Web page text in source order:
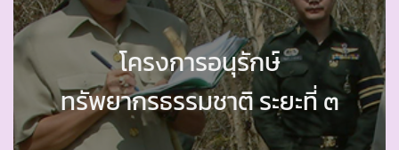
โครงการอนุรักษ์
ทรัพยากรธรรมชาติ ระยะที่ ๓